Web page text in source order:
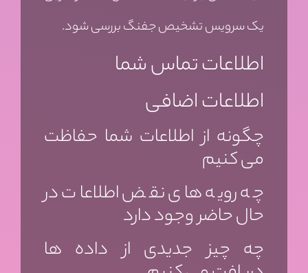
یک سرویس تشخیص جفنگ بررسی شود.
اطلاعات تماس شما
اطلاعات اضافی
چگونه از اطلاعات شما حفاظت
می کنیم
چه رویه های نقض اطلاعات در
حال حاضر وجود دارد
چه چیز جدیدی از داده ها